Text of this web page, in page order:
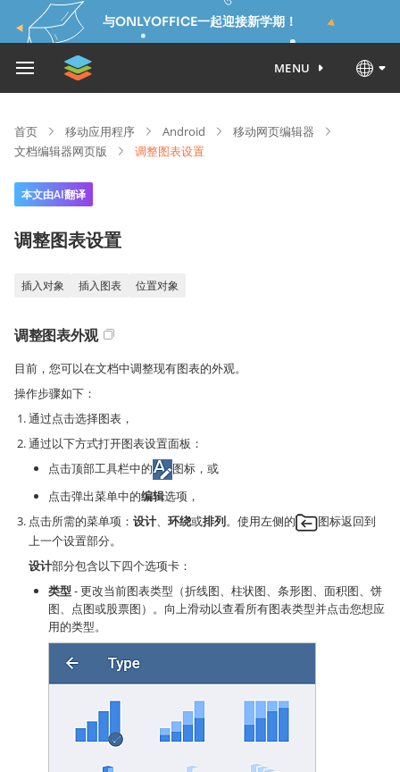
与ONLYOFFICE一起迎接新学期！
MENU
首页 移动应用程序 Android
移动网页编辑器
文档编辑器网页版
调整图表设置
本文由AI翻译
调整图表设置
插入对象 插入图表 位置对象
调整图表外观
目前，您可以在文档中调整现有图表的外观。
操作步骤如下：
通过点击选择图表，
通过以下方式打开图表设置面板：
点击顶部工具栏中的
图标，或
点击弹出菜单中的编辑选项，
点击所需的菜单项： 设计、 环绕或排列。使用左侧的
图标返回到
上一个设置部分。
设计部分包含以下四个选项卡：
类型 - 更改当前图表类型（折线图、柱状图、条形图、面积图、饼
图、点图或股票图）。向上滑动以查看所有图表类型并点击您想应
用的类型。